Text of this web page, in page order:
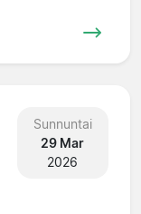
Sunnuntai
29 Mar
2026